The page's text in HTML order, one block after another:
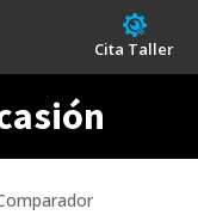
Cita Taller